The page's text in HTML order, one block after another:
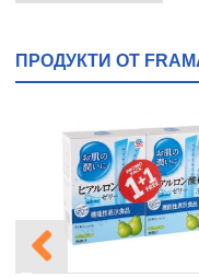
ПРОДУКТИ ОТ